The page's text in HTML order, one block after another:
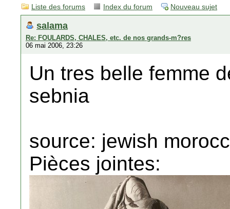
Liste des forums Index du forum Nouveau sujet
salama
Re: FOULARDS, CHALES, etc. de nos grands-m?res
06 mai 2006, 23:26
Un tres belle femme
sebnia
source: jewish
Pièces jointes: